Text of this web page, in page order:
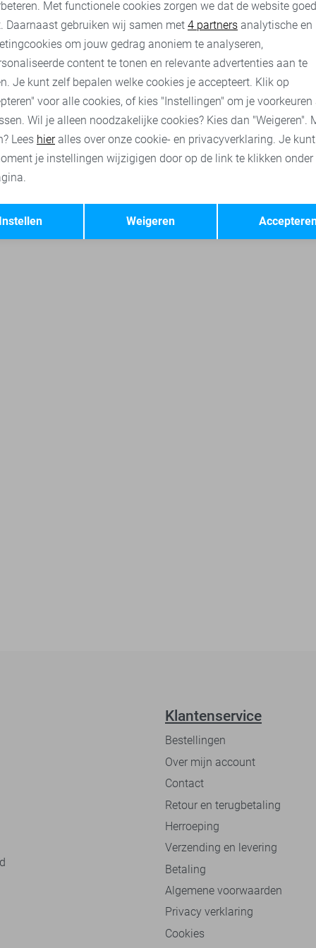
Klantenservice
Bestellingen
Over mijn account
Contact
Retour en terugbetaling
Herroeping
Verzending en levering
Betaling
Algemene voorwaarden
Privacy verklaring
Cookies
cookies Marketing cookies
Terug Opslaan
Met functionele cookies zorgen we dat de website goed
Daarnaast gebruiken wij samen met 4 partners analytische en
om jouw gedrag anoniem te analyseren,
content te tonen en relevante advertenties aan te
Je kunt zelf bepalen welke cookies je accepteert. Klik op
voor alle cookies, of kies "Instellingen" om je voorkeuren
Wil je alleen noodzakelijke cookies? Kies dan "Weigeren".
Lees hieralles over onze cookie- en privacyverklaring. Je
je instellingen wijzigigen door op de link te klikken onder
Weigeren